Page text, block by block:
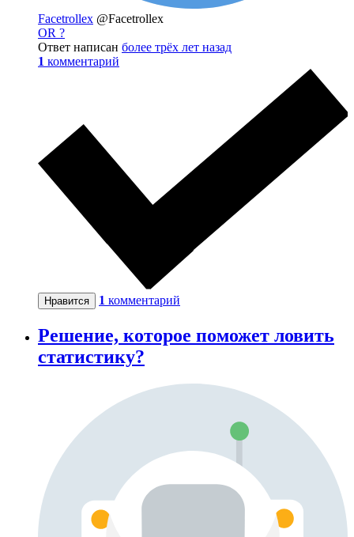
Facetrollex @Facetrollex
OR ?
Ответ написан более трёх лет назад
1 комментарий
Нравится 1 комментарий
Решение, которое поможет ловить
статистику?